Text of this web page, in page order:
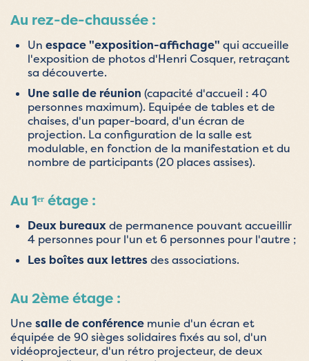
Au rez-de-chaussée :
Un espace "exposition-affichage" qui accueille
l'exposition de photos d'Henri Cosquer, retraçant
sa découverte.
Une salle de réunion (capacité d'accueil : 40
personnes maximum). Equipée de tables et de
chaises, d'un paper-board, d'un écran de
projection. La configuration de la salle est
modulable, en fonction de la manifestation et du
nombre de participants (20 places assises).
Au 1ᵉʳ étage :
Deux bureauxde permanence pouvant accueillir
4 personnes pour l'un et 6 personnes pour l'autre ;
Les boîtes aux lettresdes associations.
Au 2ème étage :
Une salle de conférence munie d'un écran et
équipée de 90 sièges solidaires fixés au sol, d'un
vidéoprojecteur, d'un rétro projecteur, de deux